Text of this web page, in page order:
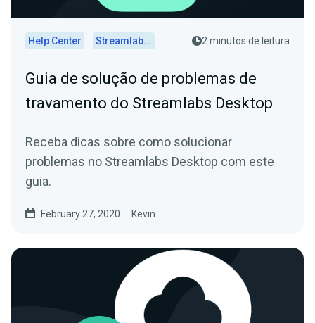
Help Center Streamlabs Desktop 2 minutos de leitura
Guia de solução de problemas de
travamento do Streamlabs Desktop
Receba dicas sobre como solucionar
problemas no Streamlabs Desktop com este
guia.
February 27, 2020 Kevin